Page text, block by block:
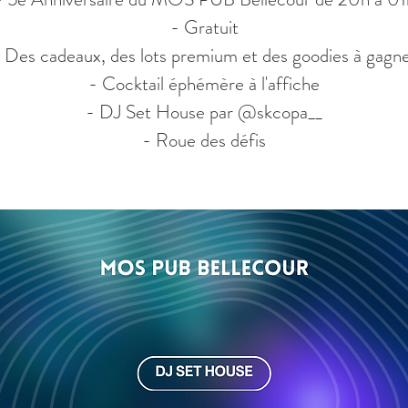
- Gratuit
cadeaux, des lots premium et des goodies à
- Cocktail éphémère à l'affiche
- DJ Set House par @skcopa__
- Roue des défis